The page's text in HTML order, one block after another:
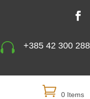
 +385 42 300 288
0 Items